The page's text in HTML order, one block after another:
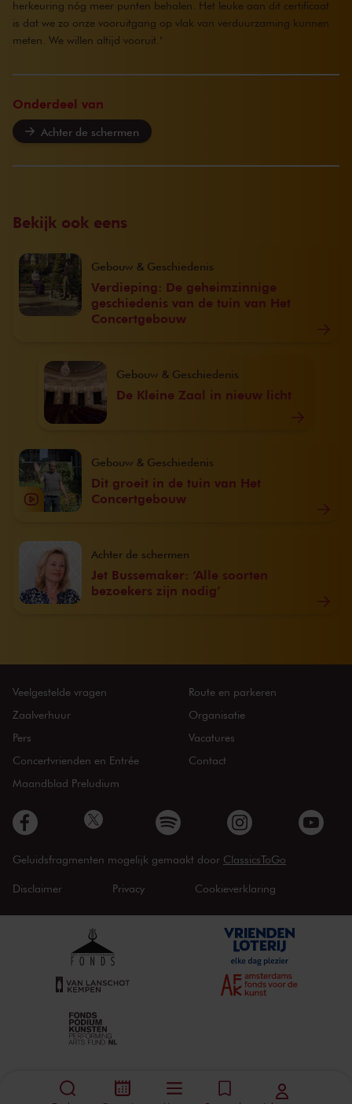
herkeuring nóg meer punten behalen. Het leuke aan dit certificaat
is dat we zo onze vooruitgang op vlak van verduurzaming kunnen
meten. We willen altijd vooruit.’
Onderdeel van
Achter de schermen
Bekijk ook eens
Verdieping: De geheimzinnige
geschiedenis van de tuin van Het
Concertgebouw
Gebouw & Geschiedenis
De Kleine Zaal in nieuw licht
Gebouw & Geschiedenis
Dit groeit in de tuin van Het
Concertgebouw
Gebouw & Geschiedenis
Jet Bussemaker: ‘Alle soorten
bezoekers zijn nodig’
Achter de schermen
Veelgestelde vragen
Zaalverhuur
Pers
Concertvrienden en Entrée
Maandblad Preludium
Route en parkeren
Organisatie
Vacatures
Contact
Geluidsfragmenten mogelijk gemaakt door ClassicsToGo
Disclaimer Privacy Cookieverklaring